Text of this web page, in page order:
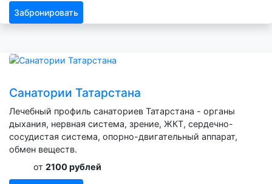
Забронировать
Санатории Татарстана
Лечебный профиль санаториев Татарстана - органы
дыхания, нервная система, зрение, ЖКТ, сердечно-
сосудистая система, опорно-двигательный аппарат,
обмен веществ.
от 2100 рублей